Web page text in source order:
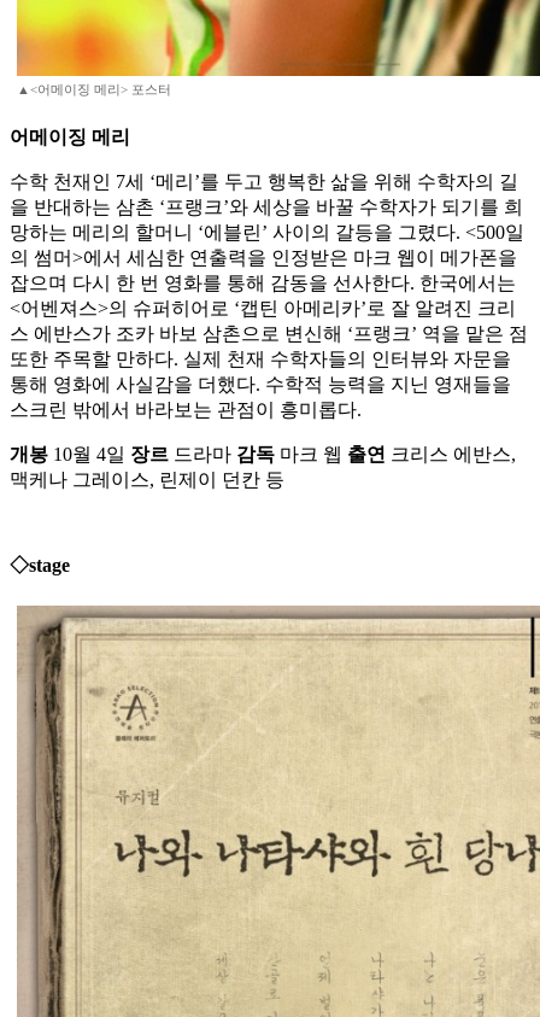
▲<어메이징 메리> 포스터
어메이징 메리
수학 천재인 7세 ‘메리’를 두고 행복한 삶을 위해 수학자의 길
을 반대하는 삼촌 ‘프랭크’와 세상을 바꿀 수학자가 되기를 희
망하는 메리의 할머니 ‘에블린’ 사이의 갈등을 그렸다. <500일
의 썸머>에서 세심한 연출력을 인정받은 마크 웹이 메가폰을
잡으며 다시 한 번 영화를 통해 감동을 선사한다. 한국에서는
<어벤져스>의 슈퍼히어로 ‘캡틴 아메리카’로 잘 알려진 크리
스 에반스가 조카 바보 삼촌으로 변신해 ‘프랭크’ 역을 맡은 점
또한 주목할 만하다. 실제 천재 수학자들의 인터뷰와 자문을
통해 영화에 사실감을 더했다. 수학적 능력을 지닌 영재들을
스크린 밖에서 바라보는 관점이 흥미롭다.
개봉 10월 4일 장르 드라마 감독 마크 웹 출연 크리스 에반스,
맥케나 그레이스, 린제이 던칸 등
◇stage